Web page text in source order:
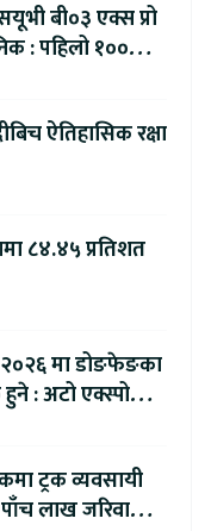
बी०३ एक्स प्रो
: पहिलो १००
ऐतिहासिक रक्षा
८४.४५ प्रतिशत
२०२६ मा डोङफेङका
: अटो एक्स्पोमा
ट्रक व्यवसायी
लाख जरिवाना